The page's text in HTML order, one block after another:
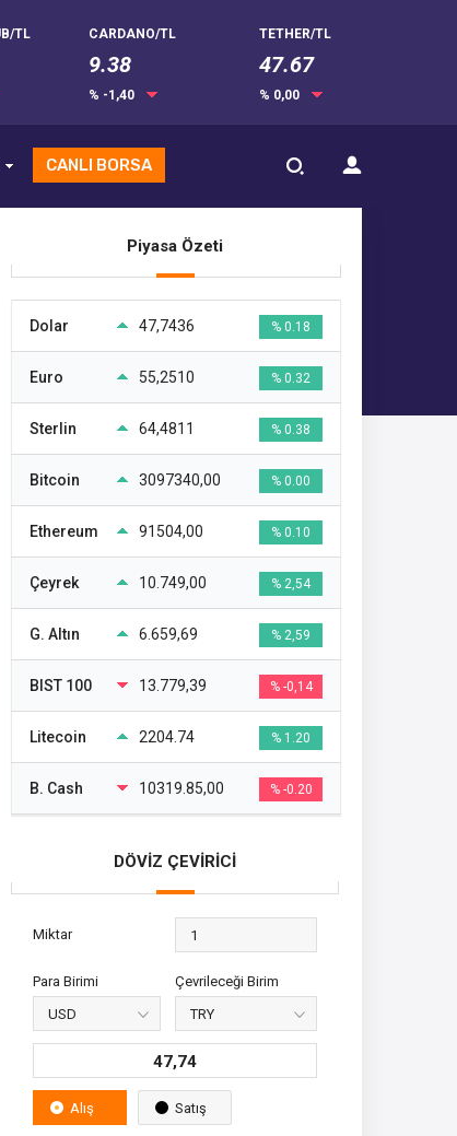
TL CARDANO/TL
9.38
% -1,40
TETHER/TL
47.67
% 0,00
CANLI BORSA
Piyasa Özeti
Dolar 47,7436 % 0.18
Euro 55,2510 % 0.32
Sterlin 64,4811 % 0.38
Bitcoin 3097340,00 % 0.00
Ethereum 91504,00 % 0.10
Çeyrek 10.749,00 % 2,54
G. Altın 6.659,69 % 2,59
BIST 100 13.779,39 % -0,14
Litecoin 2204.74 % 1.20
B. Cash 10319.85,00 % -0.20
DÖVİZ ÇEVİRİCİ
Miktar
Para Birimi Çevrileceği Birim
47,74
Alış Satış